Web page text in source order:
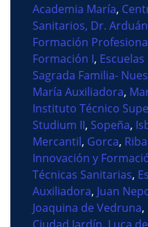
Academia María,
Sanitarios, Dr. Arduán
Formación
Formación I,
Sagrada Familia-
María Auxiliadora,
Instituto Técnico
Studium II, Sopeña,
Mercantil, Gorca,
Innovación y
Técnicas Sanitarias,
Auxiliadora, Juan
Joaquina de Vedruna,